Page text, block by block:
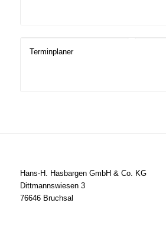
Terminplaner
Hans-H. Hasbargen GmbH & Co. KG
Dittmannswiesen 3
76646 Bruchsal